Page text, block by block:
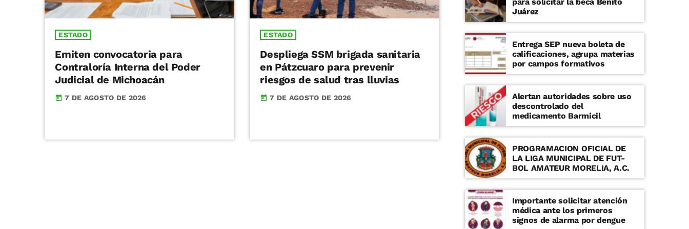
ESTADO
Emiten convocatoria para
Contraloría Interna del Poder
Judicial de Michoacán
today 7 DE AGOSTO DE 2026
ESTADO
Despliega SSM brigada sanitaria
en Pátzcuaro para prevenir
riesgos de salud tras lluvias
today 7 DE AGOSTO DE 2026
Juárez
Entrega SEP nueva boleta de
calificaciones, agrupa materias
por campos formativos
Alertan autoridades sobre uso
descontrolado del
medicamento Barmicil
PROGRAMACION OFICIAL DE
LA LIGA MUNICIPAL DE FUT-
BOL AMATEUR MORELIA, A.C.
Importante solicitar atención
médica ante los primeros
signos de alarma por dengue